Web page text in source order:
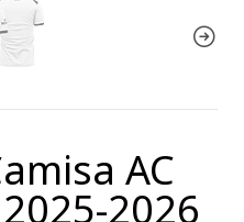
AC
2026